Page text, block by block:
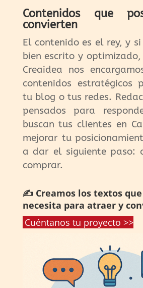
Contenidos que
convierten
El contenido es el rey, y
bien escrito y optimizado,
Creaidea nos
contenidos estratégicos
tu blog o tus redes.
pensados para
buscan tus clientes en
mejorar tu
a dar el siguiente paso:
comprar.
✍️ Creamos los textos
necesita para atraer y
Cuéntanos tu proyecto >>